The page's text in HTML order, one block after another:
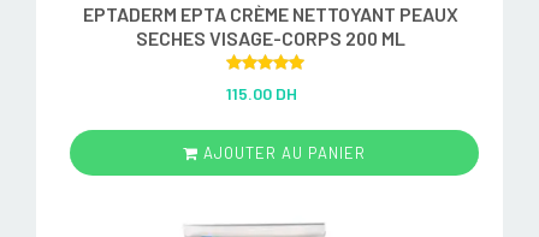
EPTADERM EPTA CRÈME NETTOYANT PEAUX
SECHES VISAGE-CORPS 200 ML
out of 5
115.00 DH
AJOUTER AU PANIER